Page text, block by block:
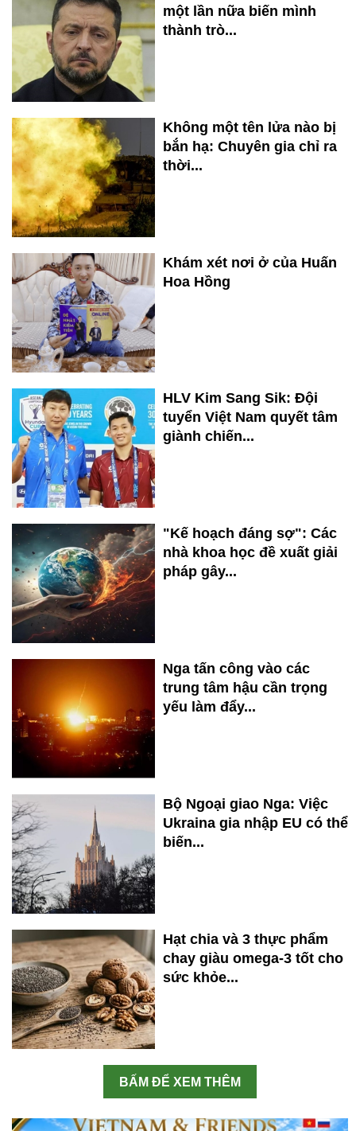
một lần nữa biến mình
thành trò...
Không một tên lửa nào bị
bắn hạ: Chuyên gia chỉ ra
thời...
Khám xét nơi ở của Huấn
Hoa Hồng
HLV Kim Sang Sik: Đội
tuyển Việt Nam quyết tâm
giành chiến...
"Kế hoạch đáng sợ": Các
nhà khoa học đề xuất giải
pháp gây...
Nga tấn công vào các
trung tâm hậu cần trọng
yếu làm đẩy...
Bộ Ngoại giao Nga: Việc
Ukraina gia nhập EU có thể
biến...
Hạt chia và 3 thực phẩm
chay giàu omega-3 tốt cho
sức khỏe...
BẤM ĐỂ XEM THÊM